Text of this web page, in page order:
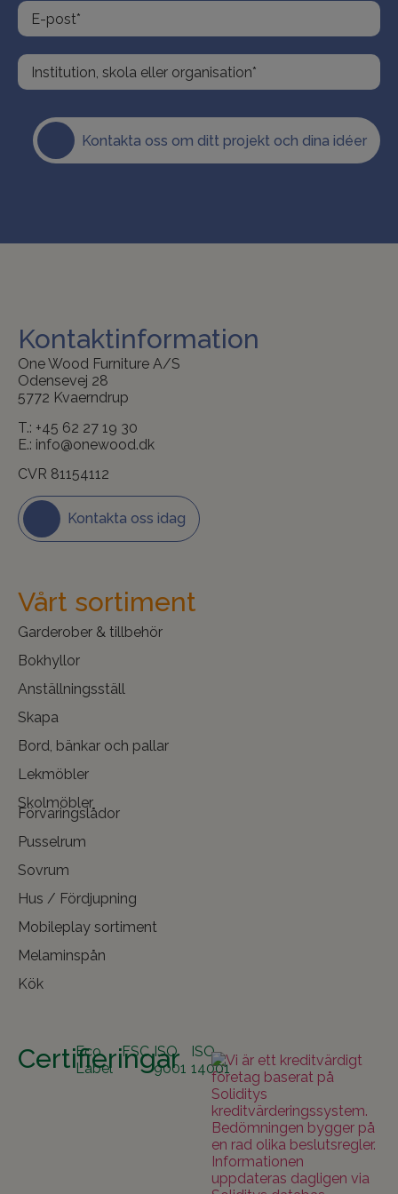
Kontakta oss om ditt projekt och dina idéer
Kontaktinformation
One Wood Furniture A/S
Odensevej 28
5772 Kvaerndrup
T.: +45 62 27 19 30
E.: info@onewood.dk
CVR 81154112
Kontakta oss idag
Vårt sortiment
Garderober & tillbehör
Bokhyllor
Anställningsställ
Skapa
Bord, bänkar och pallar
Lekmöbler
Skolmöbler
Förvaringslådor
Pusselrum
Sovrum
Hus / Fördjupning
Mobileplay sortiment
Melaminspån
Kök
Certifieringar
Eco
Label
FSC ISO
9001
ISO
14001